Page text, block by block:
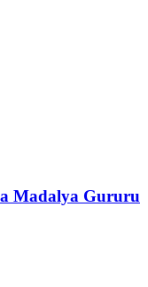
Madalya Gururu